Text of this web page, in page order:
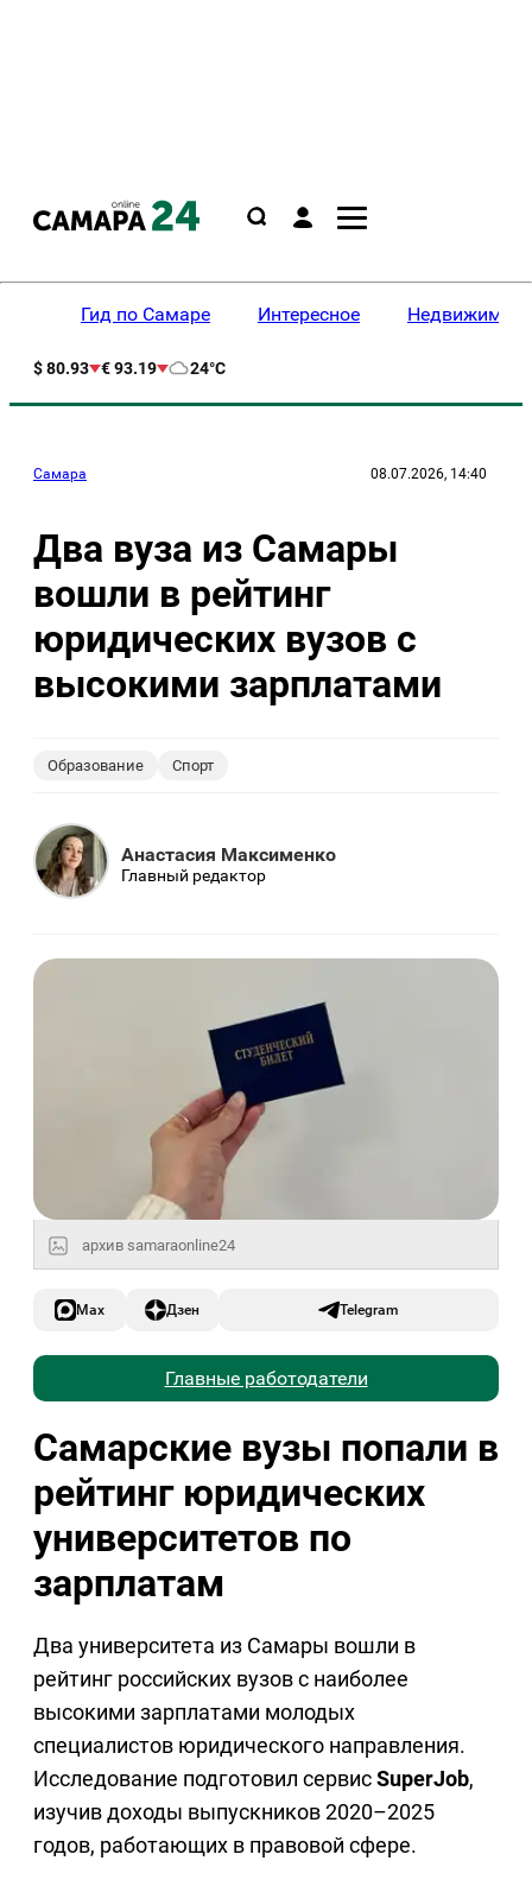
Гид по Самаре Интересное
$ 80.93 € 93.19 24°C
Самара 08.07.2026, 14:40
Два вуза из Самары
вошли в рейтинг
юридических вузов с
высокими зарплатами
Образование Спорт
Анастасия Максименко
Главный редактор
архив samaraonline24
Max Дзен Telegram
Главные работодатели
Самарские вузы попали в
рейтинг юридических
университетов по
зарплатам
Два университета из Самары вошли в
рейтинг российских вузов с наиболее
высокими зарплатами молодых
специалистов юридического направления.
Исследование подготовил сервисSuperJob,
изучив доходы выпускников 2020–2025
годов, работающих в правовой сфере.